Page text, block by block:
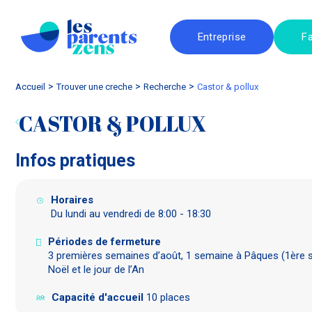
Entreprise
Accueil trouver une creche Recherche castor & pollux
CASTOR & POLLUX
Infos pratiques
Horaires
Du lundi au vendredi de 8:00 - 18:30
Périodes de fermeture
3 premières semaines d’août, 1 semaine à Pâques
Noël et le jour de l’An
Capacité d'accueil 10 places